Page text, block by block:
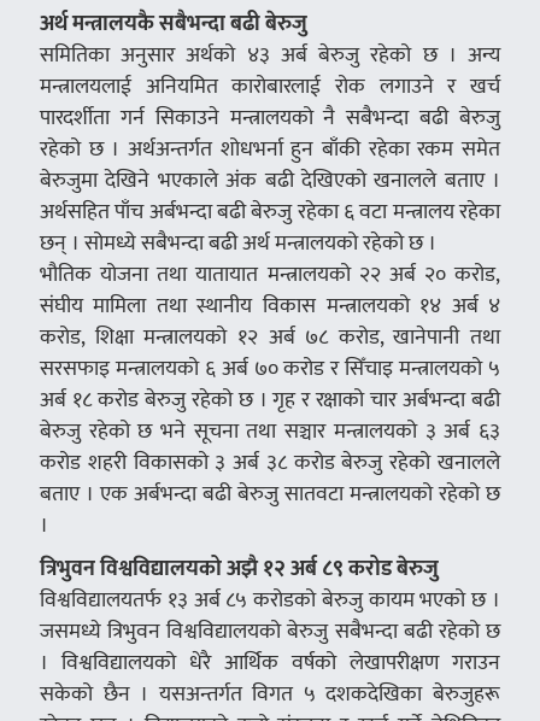
अर्थ मन्त्रालयकै सबैभन्दा बढी बेरुजु
समितिका अनुसार अर्थको ४३ अर्ब बेरुजु रहेको छ । अन्य
मन्त्रालयलाई अनियमित कारोबारलाई रोक लगाउने र खर्च
पारदर्शीता गर्न सिकाउने मन्त्रालयको नै सबैभन्दा बढी बेरुजु
रहेको छ । अर्थअन्तर्गत शोधभर्ना हुन बाँकी रहेका रकम समेत
बेरुजुमा देखिने भएकाले अंक बढी देखिएको खनालले बताए ।
अर्थसहित पाँच अर्बभन्दा बढी बेरुजु रहेका ६ वटा मन्त्रालय रहेका
छन् । सोमध्ये सबैभन्दा बढी अर्थ मन्त्रालयको रहेको छ ।
भौतिक योजना तथा यातायात मन्त्रालयको २२ अर्ब २० करोड,
संघीय मामिला तथा स्थानीय विकास मन्त्रालयको १४ अर्ब ४
करोड, शिक्षा मन्त्रालयको १२ अर्ब ७८ करोड, खानेपानी तथा
सरसफाइ मन्त्रालयको ६ अर्ब ७० करोड र सिँचाइ मन्त्रालयको ५
अर्ब १८ करोड बेरुजु रहेको छ । गृह र रक्षाको चार अर्बभन्दा बढी
बेरुजु रहेको छ भने सूचना तथा सञ्चार मन्त्रालयको ३ अर्ब ६३
करोड शहरी विकासको ३ अर्ब ३८ करोड बेरुजु रहेको खनालले
बताए । एक अर्बभन्दा बढी बेरुजु सातवटा मन्त्रालयको रहेको छ
।
त्रिभुवन विश्वविद्यालयको अझै १२ अर्ब ८९ करोड बेरुजु
विश्वविद्यालयतर्फ १३ अर्ब ८५ करोडको बेरुजु कायम भएको छ ।
जसमध्ये त्रिभुवन विश्वविद्यालयको बेरुजु सबैभन्दा बढी रहेको छ
। विश्वविद्यालयको धेरै आर्थिक वर्षको लेखापरीक्षण गराउन
सकेको छैन । यसअन्तर्गत विगत ५ दशकदेखिका बेरुजुहरू